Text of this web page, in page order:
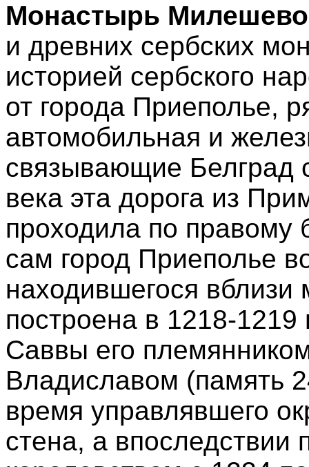
Монастырь Милешево
и древних сербских
историей сербского
от города Приеполье,
автомобильная и
связывающие Белград
века эта дорога из
проходила по правому
сам город Приеполье
находившегося
построена в 1218-1219
Саввы его
Владиславом (память
время управлявшего
стена, а впоследствии